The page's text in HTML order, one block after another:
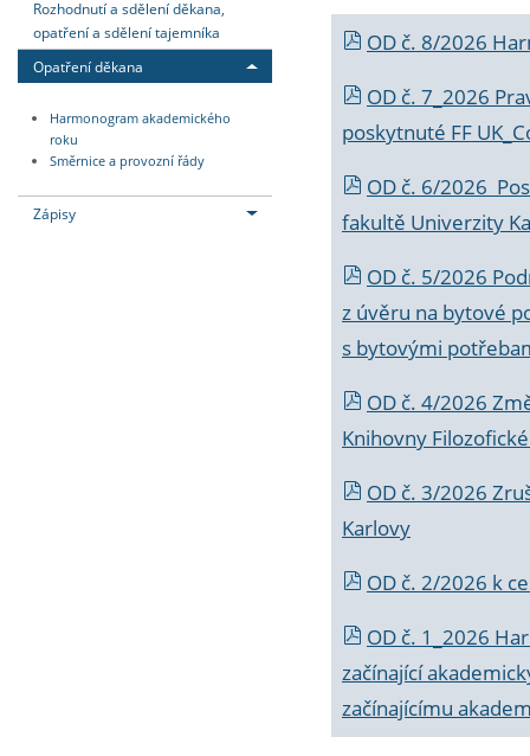
Rozhodnutí a sdělení děkana,
opatření a sdělení tajemníka
Opatření děkana
Harmonogram akademického
roku
Směrnice a provozní řády
Zápisy
OD č. 8/2026
OD č. 7_2026
poskytnuté FF
OD č. 6/2026
fakultě Univerzity
OD č. 5/2026
z úvěru na bytové
s bytovými
OD č. 4/2026
Knihovny
OD č. 3/2026
Karlovy
OD č. 2/2026 k
OD č. 1_2026
začínající
začínajícímu